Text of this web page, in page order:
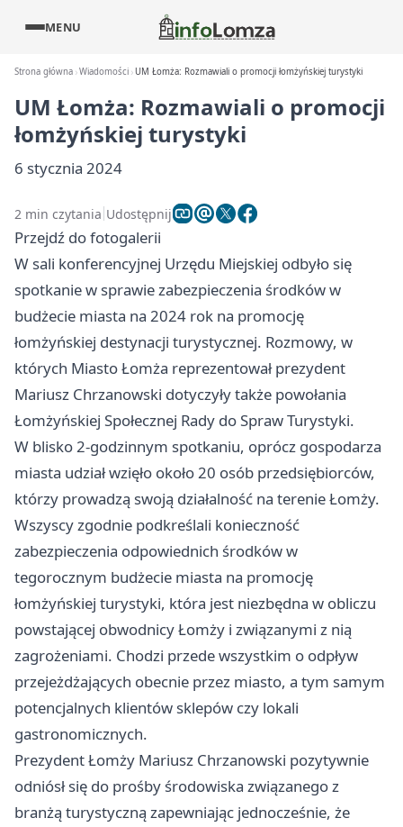
MENU
Strona główna Wiadomości UM Łomża: Rozmawiali o promocji łomżyńskiej turystyki
UM Łomża: Rozmawiali o promocji
łomżyńskiej turystyki
6 stycznia 2024
2 min czytania Udostępnij
Przejdź do fotogalerii
W sali konferencyjnej Urzędu Miejskiej odbyło się
spotkanie w sprawie zabezpieczenia środków w
budżecie miasta na 2024 rok na promocję
łomżyńskiej destynacji turystycznej. Rozmowy, w
których Miasto Łomża reprezentował prezydent
Mariusz Chrzanowski dotyczyły także powołania
Łomżyńskiej Społecznej Rady do Spraw Turystyki.
W blisko 2-godzinnym spotkaniu, oprócz gospodarza
miasta udział wzięło około 20 osób przedsiębiorców,
którzy prowadzą swoją działalność na terenie Łomży.
Wszyscy zgodnie podkreślali konieczność
zabezpieczenia odpowiednich środków w
tegorocznym budżecie miasta na promocję
łomżyńskiej turystyki, która jest niezbędna w obliczu
powstającej obwodnicy Łomży i związanymi z nią
zagrożeniami. Chodzi przede wszystkim o odpływ
przejeżdżających obecnie przez miasto, a tym samym
potencjalnych klientów sklepów czy lokali
gastronomicznych.
Prezydent Łomży Mariusz Chrzanowski pozytywnie
odniósł się do prośby środowiska związanego z
branżą turystyczną zapewniając jednocześnie, że